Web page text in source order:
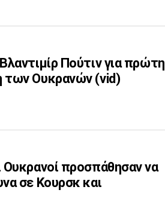
Πούτιν για πρώτη
Ουκρανών (vid)
προσπάθησαν να
σε Κουρσκ και